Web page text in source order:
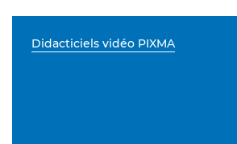
Didacticiels vidéo PIXMA